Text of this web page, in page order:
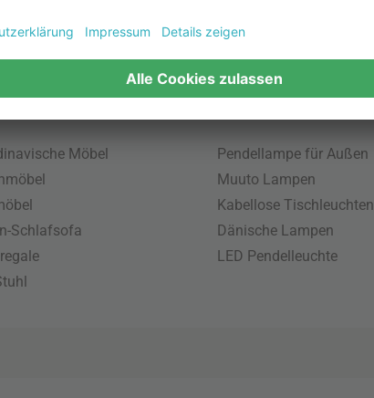
und zzgl.Versandkosten.
Möbel
Möbel
Schlafsofa
Beliebte Leuchten
Pendellampe für Außen
Muuto Lampen
Kabellose Tischleuchten
Dänische Lampen
LED Pendelleuchte